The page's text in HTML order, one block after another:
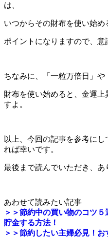
は、
いつからその財布を使い始
ポイントになりますので、意
ちなみに、「一粒万倍日」
財布を使い始めると、金運
すよ。
以上、今回の記事を参考に
れば幸いです。
最後まで読んでいただき、あ
あわせて読みたい記事
＞＞節約中の買い物のコツ
貯金する方法！
＞＞節約したい主婦必見！